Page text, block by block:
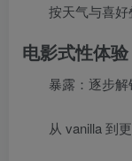
按天气与喜好
电影式性体验
暴露：逐步
从 vanilla 到